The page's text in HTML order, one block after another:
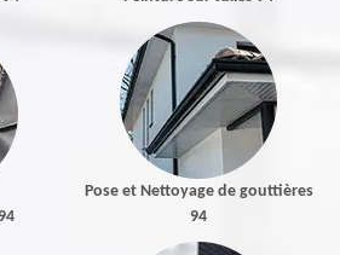
Pose et Nettoyage de gouttières
94